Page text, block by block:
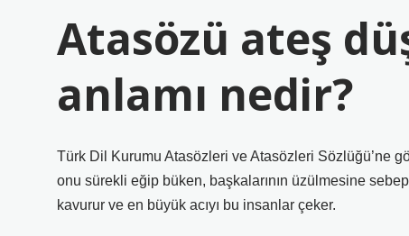
Atasözü ateş
anlamı nedir?
Türk Dil Kurumu Atasözleri ve Atasözleri Sözlüğü’ne
onu sürekli eğip büken, başkalarının üzülmesine sebep
kavurur ve en büyük acıyı bu insanlar çeker.